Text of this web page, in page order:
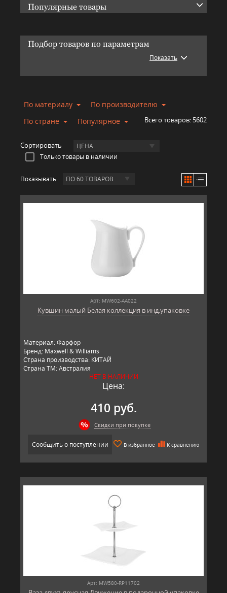
Популярные товары
Подбор товаров по параметрам
Показать
По материалу
По производителю
По стране
Популярное Всего товаров: 5602
Сортировать ЦЕНА
Только товары в наличии
Показывать ПО 60 ТОВАРОВ
Арт: MW602-AA022
Кувшин малый Белая коллекция в инд.упаковке
Материал: Фарфор
Бренд: Maxwell & Williams
Страна производства: КИТАЙ
Страна ТМ: Австралия
НЕТ В НАЛИЧИИ
Цена:
410 руб.
Скидки при покупке
Сообщить о поступлении В избранное К сравнению
Арт: MW580-RP11702